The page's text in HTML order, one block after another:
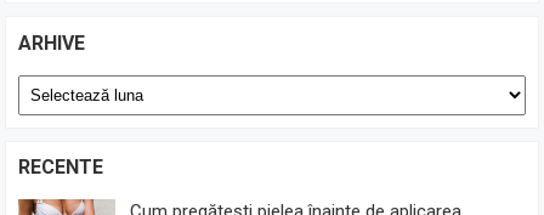
ARHIVE
Arhive
RECENTE